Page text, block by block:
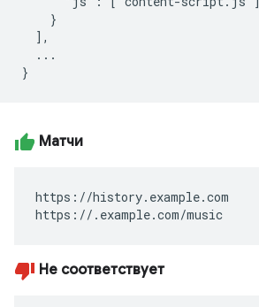
    }
  ],
  ...
Матчи
https://history.example.com
https://.example.com/music
Не соответствует